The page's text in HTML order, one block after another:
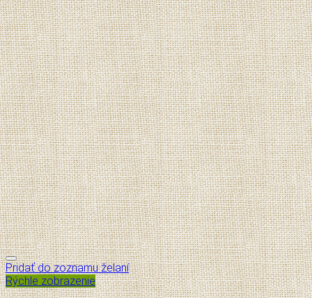
Pridať do zoznamu želaní
Rýchle zobrazenie